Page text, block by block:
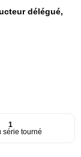
délégué,
1
série tourné